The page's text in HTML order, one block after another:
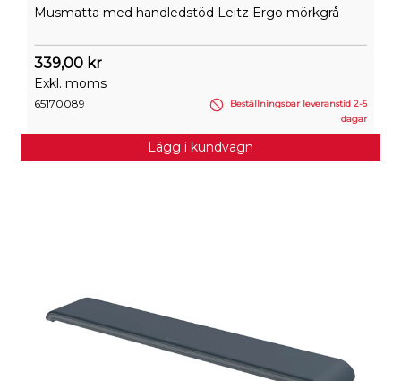
Musmatta med handledstöd Leitz Ergo mörkgrå
339,00 kr
Exkl. moms
65170089
Beställningsbar leveranstid 2-5
dagar
Lägg i kundvagn